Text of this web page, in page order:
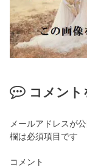
コメント
メールアドレスが
欄は必須項目です
コメント